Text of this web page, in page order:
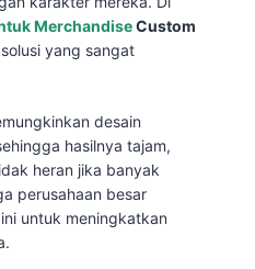
MerchandiseCustom
yang sangat
desain
hasilnya tajam,
heran jika banyak
perusahaan besar
untuk meningkatkan